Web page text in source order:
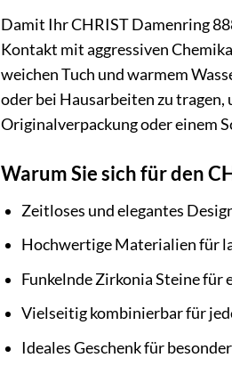
Damit Ihr CHRIST Damenring
Kontakt mit aggressiven
weichen Tuch und warmem
oder bei Hausarbeiten zu tragen,
Originalverpackung oder einem
Warum Sie sich für den
Zeitloses und elegantes
Hochwertige Materialien für
Funkelnde Zirkonia Steine für
Vielseitig kombinierbar für
Ideales Geschenk für